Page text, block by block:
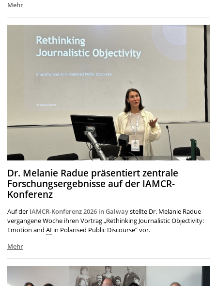
Mehr
Dr. Melanie Radue präsentiert zentrale
Forschungsergebnisse auf der IAMCR-
Konferenz
Auf der IAMCR-Konferenz 2026 in Galwaystellte Dr. Melanie Radue
vergangene Woche ihren Vortrag „Rethinking Journalistic Objectivity:
Emotion and AI in Polarised Public Discourse“ vor.
Mehr